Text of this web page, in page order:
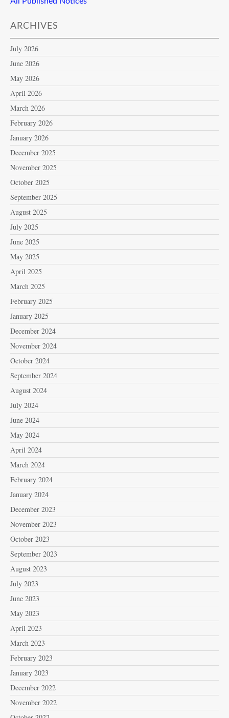
ARCHIVES
July 2026
June 2026
May 2026
April 2026
March 2026
February 2026
January 2026
December 2025
November 2025
October 2025
September 2025
August 2025
July 2025
June 2025
May 2025
April 2025
March 2025
February 2025
January 2025
December 2024
November 2024
October 2024
September 2024
August 2024
July 2024
June 2024
May 2024
April 2024
March 2024
February 2024
January 2024
December 2023
November 2023
October 2023
September 2023
August 2023
July 2023
June 2023
May 2023
April 2023
March 2023
February 2023
January 2023
December 2022
November 2022